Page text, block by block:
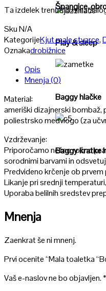
Play & sleep
Poglej
Baggy hlačke
Baggy kratke
Špangice,
Ta izdelek trenutno ni na
SkuN/A
KategorijeKjut male stvarce,
Oznakadrobižnice
Opis
Mnenja (0)
Material:
ameriški dizajnerski bombaž,
poliestrsko medvlogo (za
Vzdrževanje:
Priporočamo nežno ročno
sorodnimi barvami in
Predvideno krčenje ob
Likanje pri srednji
Uporaba belilnih sredstev
Mnenja
Zaenkrat še ni mnenj.
Prvi ocenite “Mala toaletka
Vaš e-naslov ne bo objavljen.*